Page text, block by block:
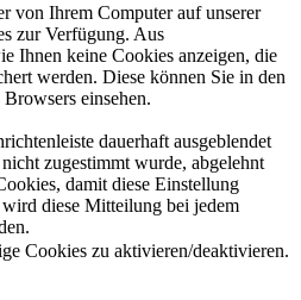
von Ihrem Computer auf unserer
zur Verfügung. Aus
Ihnen keine Cookies anzeigen, die
werden. Diese können Sie in den
einsehen.
dauerhaft ausgeblendet
zugestimmt wurde, abgelehnt
damit diese Einstellung
diese Mitteilung bei jedem
Cookies zu aktivieren/deaktivieren.